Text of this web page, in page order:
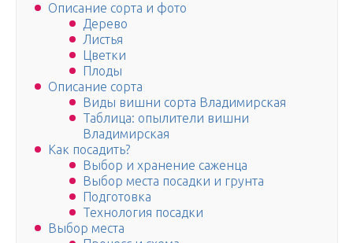
Описание сорта и фото
Дерево
Листья
Цветки
Плоды
Описание сорта
Виды вишни сорта Владимирская
Таблица: опылители вишни
Владимирская
Как посадить?
Выбор и хранение саженца
Выбор места посадки и грунта
Подготовка
Технология посадки
Выбор места